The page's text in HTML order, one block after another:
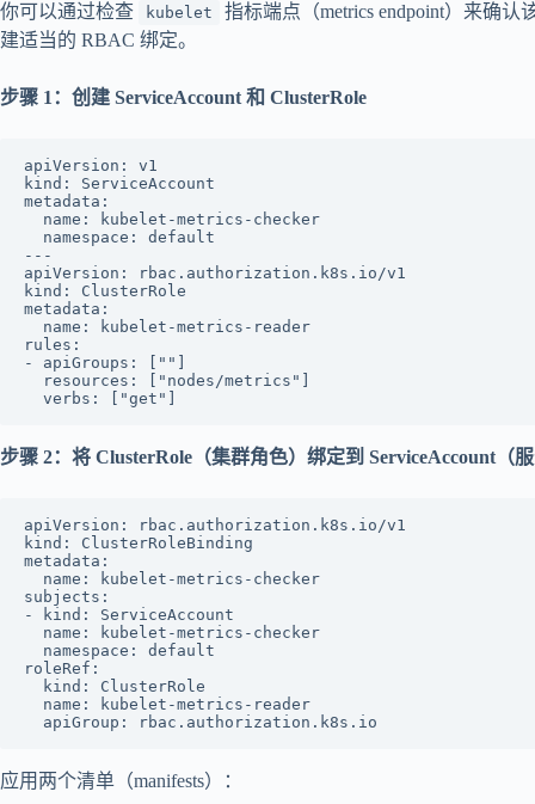
你可以通过检查 kubelet
指标端点（metrics endpoint）来确
建适当的 RBAC 绑定。
步骤 1：创建 ServiceAccount 和 ClusterRole
apiVersion: v1
kind: ServiceAccount
metadata:
---
apiVersion: rbac.authorization.k8s.io/v1
kind: ClusterRole
metadata:
rules:
- apiGroups: [""]
步骤 2：将 ClusterRole（集群角色）绑定到 ServiceAccount（
apiVersion: rbac.authorization.k8s.io/v1
kind: ClusterRoleBinding
metadata:
subjects:
- kind: ServiceAccount
roleRef:
应用两个清单（manifests）：